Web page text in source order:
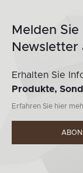
Melden
Newsletter
Erhalten Sie
Produkte,
Erfahren Sie hier